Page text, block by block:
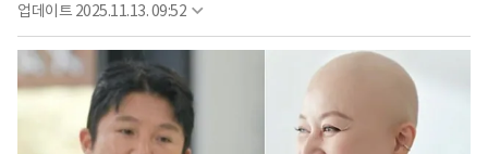
업데이트 2025.11.13. 09:52